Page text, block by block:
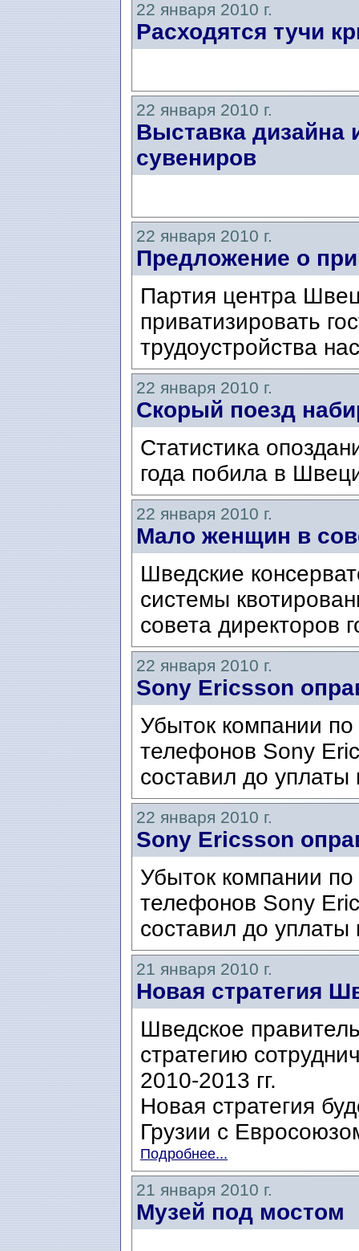
22 января 2010 г.
Расходятся тучи
22 января 2010 г.
Выставка дизайна
сувениров
22 января 2010 г.
Предложение о
Партия центра
приватизировать
трудоустройства
22 января 2010 г.
Cкорый поезд
Статистика
года побила в
22 января 2010 г.
Мало женщин в
Шведские
системы
совета директоров
22 января 2010 г.
Sony Ericsson
Убыток компании
телефонов Sony
составил до
22 января 2010 г.
Sony Ericsson
Убыток компании
телефонов Sony
составил до
21 января 2010 г.
Новая стратегия
Шведское
стратегию
2010-2013 гг.
Новая стратегия
Грузии с
Подробнее...
21 января 2010 г.
Музей под мостом